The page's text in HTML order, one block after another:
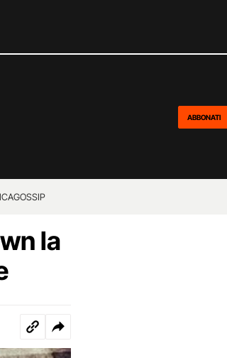
ABBONATI
GOSSIP
la